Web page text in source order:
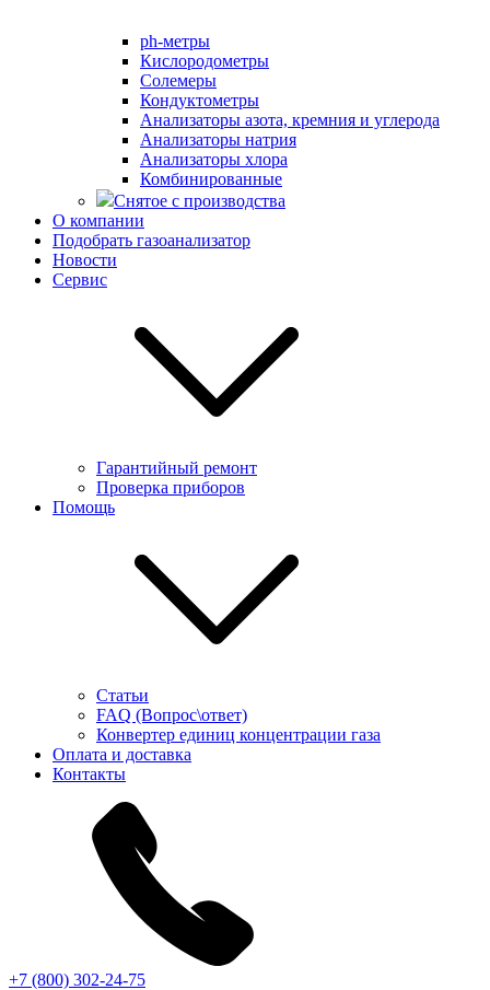
ph-метры
Кислородометры
Солемеры
Кондуктометры
Анализаторы азота, кремния и углерода
Анализаторы натрия
Анализаторы хлора
Комбинированные
Снятое с производства
О компании
Подобрать газоанализатор
Новости
Сервис
Гарантийный ремонт
Проверка приборов
Помощь
Статьи
FAQ (Вопрос\ответ)
Конвертер единиц концентрации газа
Оплата и доставка
Контакты
+7 (800) 302-24-75